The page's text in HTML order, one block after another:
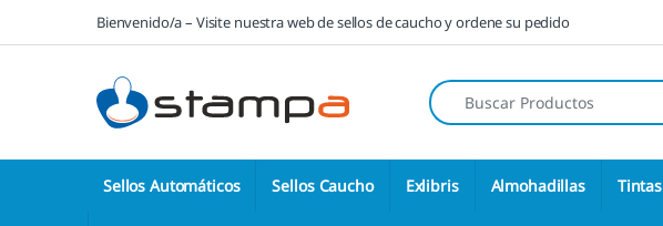
Saltar a la navegación
Saltar al contenidoBienvenido/a – Visite nuestra web de sellos de caucho y ordene su pedido
Búsqueda de:
Sellos Automáticos Sellos Caucho Exlibris Almohadillas Tintas